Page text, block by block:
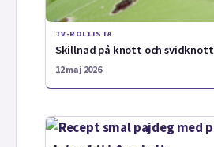
TV-ROLLISTA
Skillnad på knott och
12 maj 2026